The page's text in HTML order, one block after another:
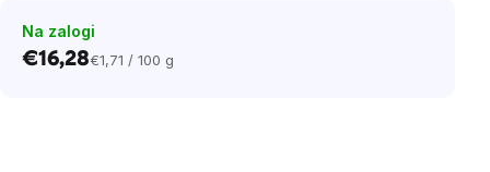
Na zalogi
€16,28Cena
€1,71 / 100 g